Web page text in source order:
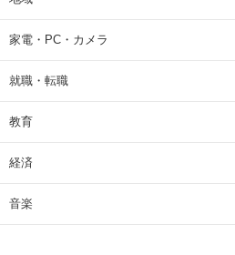
家電・PC・カメラ
就職・転職
教育
経済
音楽